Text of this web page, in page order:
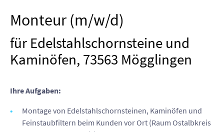
Monteur (m/w/d)
für Edelstahlschornsteine und
Kaminöfen, 73563 Mögglingen
Ihre Aufgaben:
Montage von Edelstahlschornsteinen, Kaminöfen und
Feinstaubfiltern beim Kunden vor Ort (Raum Ostalbkreis